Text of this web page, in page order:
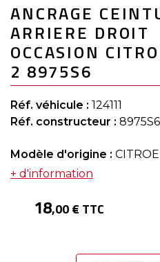
to
the
beginning
of
the
images
gallery
ANCRAGE
ARRIERE DROIT
OCCASION
2 8975S6
Réf. véhicule : 124111
Réf. constructeur : 8975S6
Modèle d'origine :
+ d'information
18,00 € TTC